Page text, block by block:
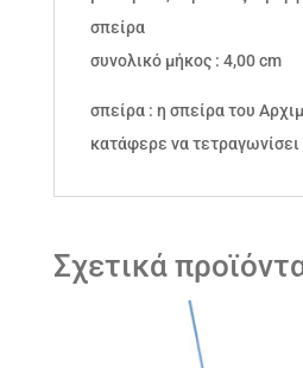
σπείρα
συνολικό μήκος : 4,00 cm
σπείρα : η σπείρα του
κατάφερε να
Σχετικά